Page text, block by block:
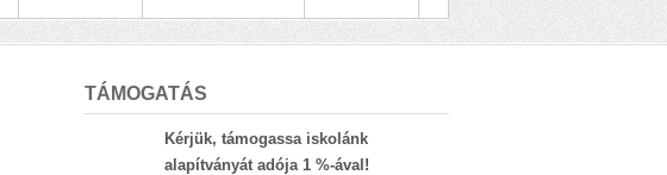
TÁMOGATÁS
Kérjük, támogassa iskolánk
alapítványát adója 1 %-ával!